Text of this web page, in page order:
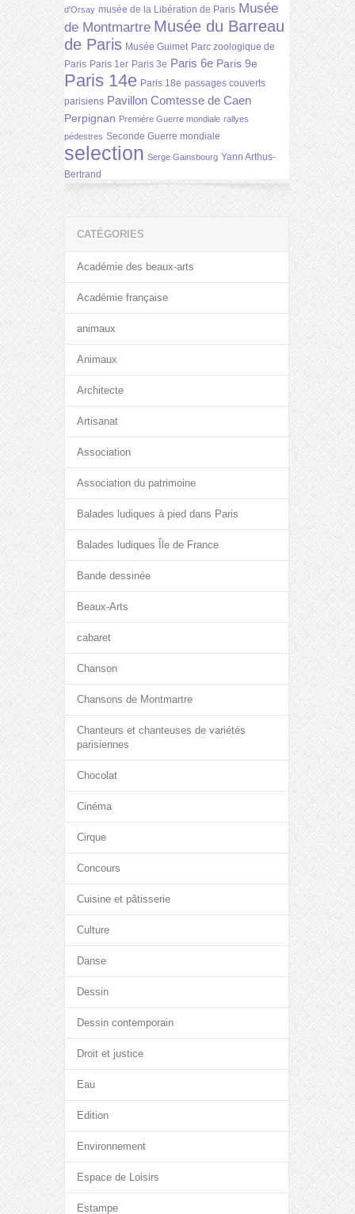
d'Orsay musée de la Libération de Paris Musée
de Montmartre Musée du Barreau
de Paris Musée Guimet Parc zoologique de
Paris Paris 1er Paris 3e Paris 6e Paris 9e
Paris 14e Paris 18e passages couverts
parisiens Pavillon Comtesse de Caen
Perpignan Première Guerre mondiale rallyes
pédestres Seconde Guerre mondiale
selection Serge Gainsbourg Yann Arthus-
Bertrand
CATÉGORIES
Académie des beaux-arts
Académie française
animaux
Animaux
Architecte
Artisanat
Association
Association du patrimoine
Balades ludiques à pied dans Paris
Balades ludiques Île de France
Bande dessinée
Beaux-Arts
cabaret
Chanson
Chansons de Montmartre
Chanteurs et chanteuses de variétés
parisiennes
Chocolat
Cinéma
Cirque
Concours
Cuisine et pâtisserie
Culture
Danse
Dessin
Dessin contemporain
Droit et justice
Eau
Edition
Environnement
Espace de Loisirs
Estampe